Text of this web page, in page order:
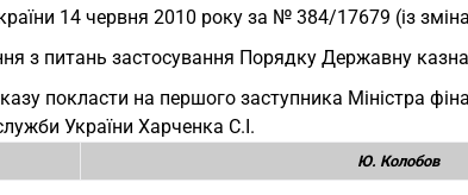
14 червня 2010 року за № 384/17679 (із
з питань застосування Порядку Державну
покласти на першого заступника Міністра
України Харченка С.І.
Ю. Колобов